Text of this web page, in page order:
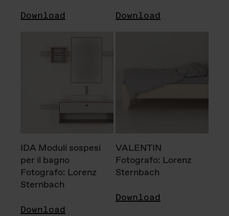
Download Download
IDA Moduli sospesi
per il bagno
Fotografo: Lorenz
Sternbach
Download
VALENTIN
Fotografo: Lorenz
Sternbach
Download